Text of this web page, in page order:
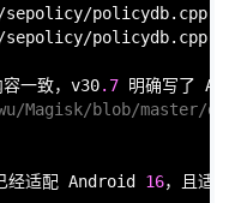
policydb.cpp:
policydb.cpp:
一致，v30.7 明确写了
Magisk/blob/master/
经适配 Android 16，且适